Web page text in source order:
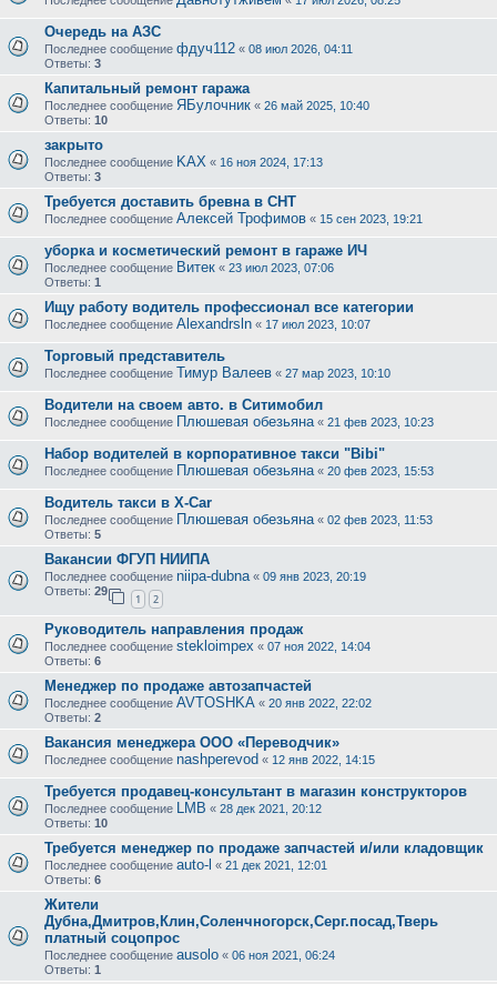
Очередь на АЗС
Последнее сообщение фдуч112 « 08 июл 2026, 04:11
Ответы: 3
Капитальный ремонт гаража
Последнее сообщение ЯБулочник « 26 май 2025, 10:40
Ответы: 10
закрыто
Последнее сообщение KAX « 16 ноя 2024, 17:13
Ответы: 3
Требуется доставить бревна в СНТ
Последнее сообщение Алексей Трофимов « 15 сен 2023, 19:21
уборка и косметический ремонт в гараже ИЧ
Последнее сообщение Витек « 23 июл 2023, 07:06
Ответы: 1
Ищу работу водитель профессионал все категории
Последнее сообщение Alexandrsln « 17 июл 2023, 10:07
Торговый представитель
Последнее сообщение Тимур Валеев « 27 мар 2023, 10:10
Водители на своем авто. в Ситимобил
Последнее сообщение Плюшевая обезьяна « 21 фев 2023, 10:23
Набор водителей в корпоративное такси "Bibi"
Последнее сообщение Плюшевая обезьяна « 20 фев 2023, 15:53
Водитель такси в X-Car
Последнее сообщение Плюшевая обезьяна « 02 фев 2023, 11:53
Ответы: 5
Вакансии ФГУП НИИПА
Последнее сообщение niipa-dubna « 09 янв 2023, 20:19
Ответы: 29
1 2
Руководитель направления продаж
Последнее сообщение stekloimpex « 07 ноя 2022, 14:04
Ответы: 6
Менеджер по продаже автозапчастей
Последнее сообщение AVTOSHKA « 20 янв 2022, 22:02
Ответы: 2
Вакансия менеджера ООО «Переводчик»
Последнее сообщение nashperevod « 12 янв 2022, 14:15
Требуется продавец-консультант в магазин конструкторов
Последнее сообщение LMB « 28 дек 2021, 20:12
Ответы: 10
Требуется менеджер по продаже запчастей и/или кладовщик
Последнее сообщение auto-l « 21 дек 2021, 12:01
Ответы: 6
Жители
Дубна,Дмитров,Клин,Соленчногорск,Серг.посад,Тверь
платный соцопрос
Последнее сообщение ausolo « 06 ноя 2021, 06:24
Ответы: 1